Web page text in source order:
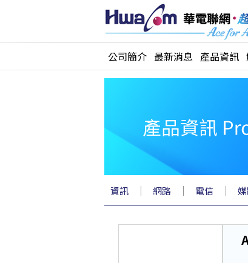
公司簡介 最新消息 產品資訊
資訊 ｜ 網路 ｜ 電信 ｜